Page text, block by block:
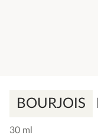
BOURJOIS
30 ml